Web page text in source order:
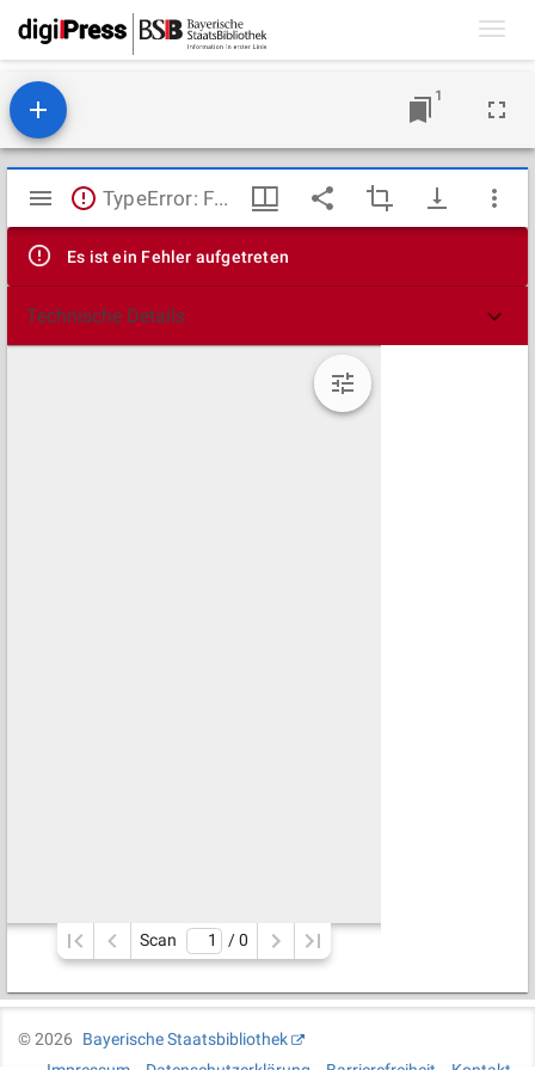
1
Mirador
Viewer
TypeError: Failed to fetch
Es ist ein Fehler aufgetreten
Technische Details
Scan / 0
©2026
Bayerische Staatsbibliothek